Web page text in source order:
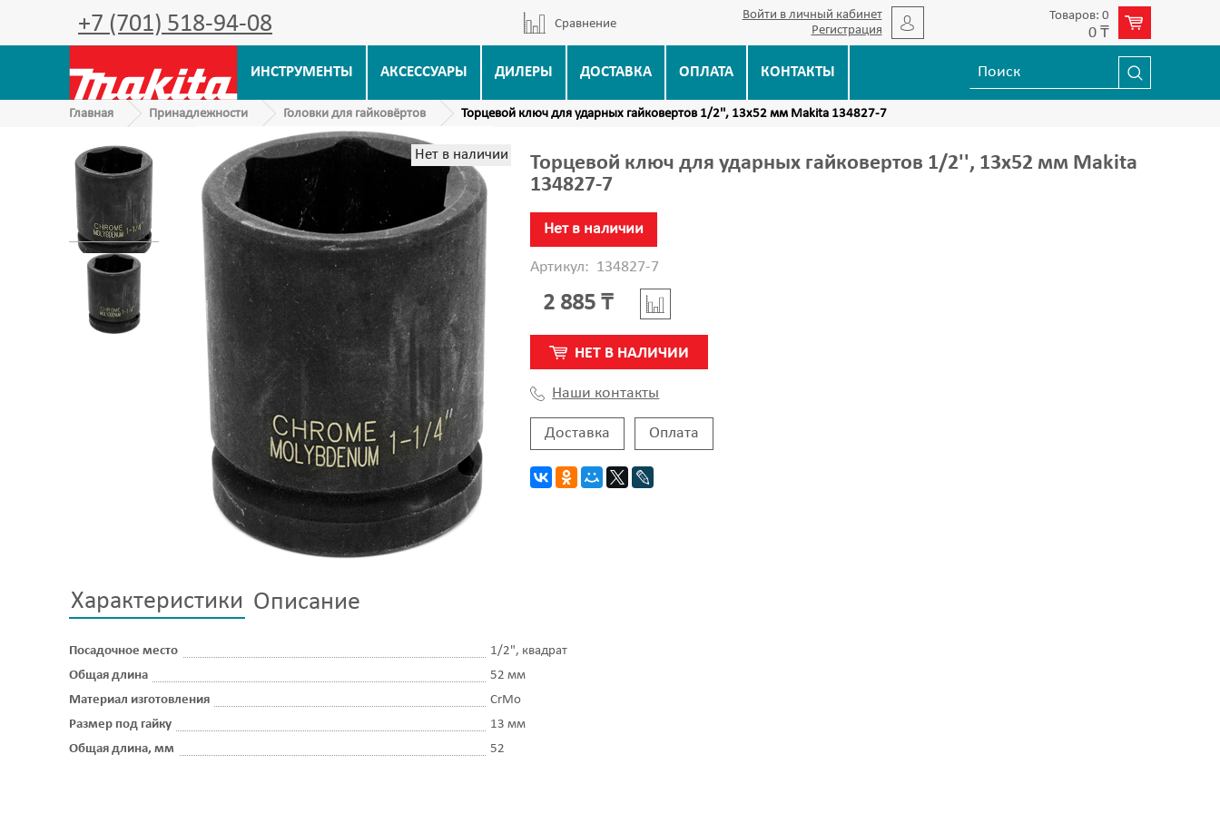
+7 (701) 518-94-08 Сравнение
Войти в личный кабинет
Регистрация
Товаров: 0
0 ₸
ИНСТРУМЕНТЫ АКСЕССУАРЫ ДИЛЕРЫ ДОСТАВКА ОПЛАТА КОНТАКТЫ
Главная Принадлежности Головки для гайковёртов Торцевой ключ для ударных гайковертов 1/2'', 13х52 мм Makita 134827-7
Нет в наличии
Торцевой ключ для ударных гайковертов 1/2'', 13х52 мм Makita
134827-7
Нет в наличии
Артикул: 134827-7
2 885 ₸
НЕТ В НАЛИЧИИ
Наши контакты
Доставка Оплата
Характеристики
Посадочное место
1/2", квадрат
Общая длина
52 мм
Материал изготовления
CrMo
Размер под гайку
13 мм
Общая длина, мм
52
Описание